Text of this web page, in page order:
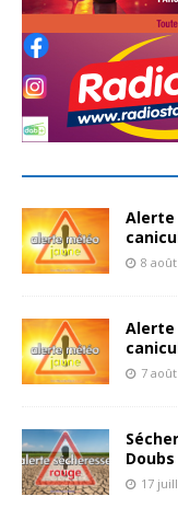
Alerte
8
Alerte
7
17